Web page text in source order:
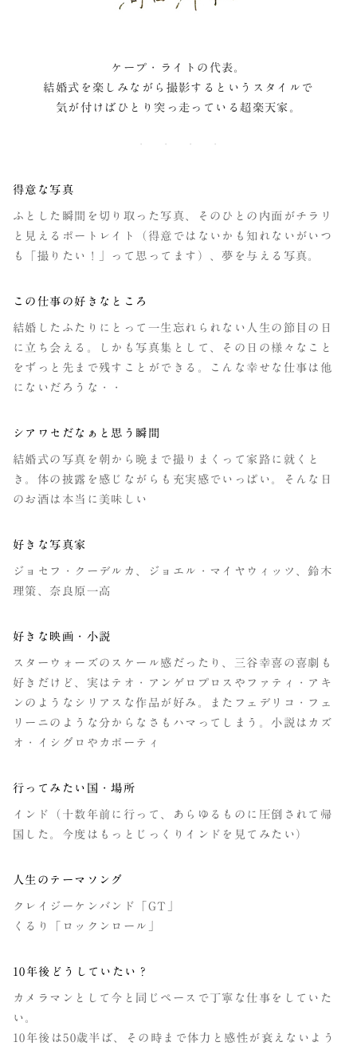
ケープ・ライトの代表。
結婚式を楽しみながら撮影するというスタイルで
気が付けばひとり突っ走っている超楽天家。
得意な写真
ふとした瞬間を切り取った写真、そのひとの内面がチラリ
と見えるポートレイト（得意ではないかも知れないがいつ
も「撮りたい！」って思ってます）、夢を与える写真。
この仕事の好きなところ
結婚したふたりにとって一生忘れられない人生の節目の日
に立ち会える。しかも写真集として、その日の様々なこと
をずっと先まで残すことができる。こんな幸せな仕事は他
にないだろうな・・
シアワセだなぁと思う瞬間
結婚式の写真を朝から晩まで撮りまくって家路に就くと
き。体の披露を感じながらも充実感でいっぱい。そんな日
のお酒は本当に美味しい
好きな写真家
ジョセフ・クーデルカ、ジョエル・マイヤウィッツ、鈴木
理策、奈良原一高
好きな映画・小説
スターウォーズのスケール感だったり、三谷幸喜の喜劇も
好きだけど、実はテオ・アンゲロプロスやファティ・アキ
ンのようなシリアスな作品が好み。またフェデリコ・フェ
リーニのような分からなさもハマってしまう。小説はカズ
オ・イシグロやカポーティ
行ってみたい国・場所
インド（十数年前に行って、あらゆるものに圧倒されて帰
国した。今度はもっとじっくりインドを見てみたい）
人生のテーマソング
クレイジーケンバンド「GT」
くるり「ロックンロール」
10年後どうしていたい？
カメラマンとして今と同じペースで丁寧な仕事をしていた
い。
10年後は50歳半ば、その時まで体力と感性が衰えないよう